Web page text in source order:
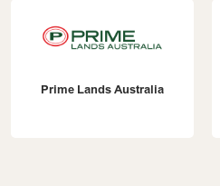
Prime Lands Australia